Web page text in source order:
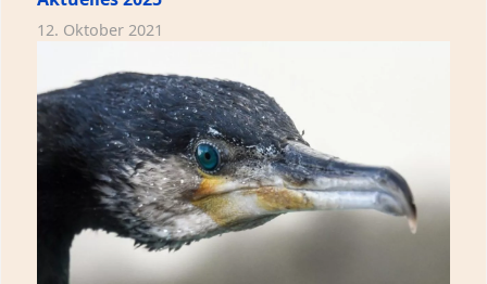
12. Oktober 2021